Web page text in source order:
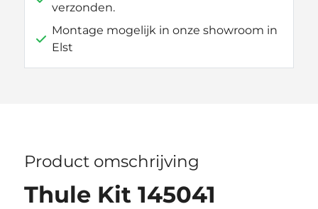
verzonden.
Montage mogelijk in onze showroom in
Elst
Product omschrijving
Thule Kit 145041